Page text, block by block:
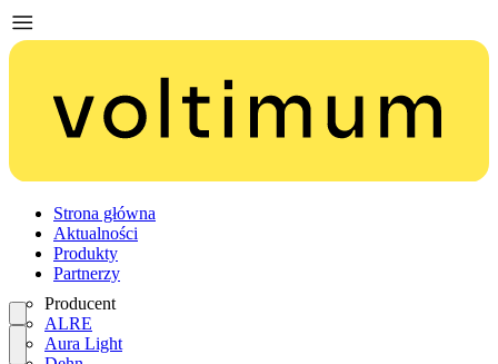
Strona główna
Aktualności
Produkty
Partnerzy
Producent
ALRE
Aura Light